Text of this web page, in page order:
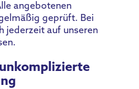
angebotenen
geprüft. Bei
jederzeit auf unseren